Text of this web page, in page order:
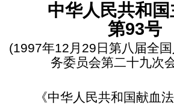
中华人民共和
第93号
(1997年12月29日第八届全
务委员会第二十九次
《中华人民共和国献血